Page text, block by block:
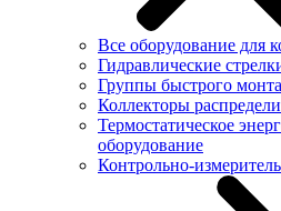
Все оборудование для
Гидравлические
Группы быстрого
Коллекторы
Термостатическое
оборудование
Контрольно-